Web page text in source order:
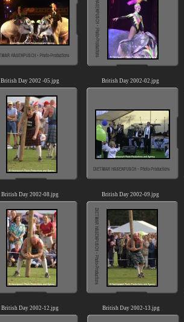
British Day 2002 -05.jpg British Day 2002-02.jpg
British Day 2002-08.jpg British Day 2002-09.jpg
British Day 2002-12.jpg British Day 2002-13.jpg